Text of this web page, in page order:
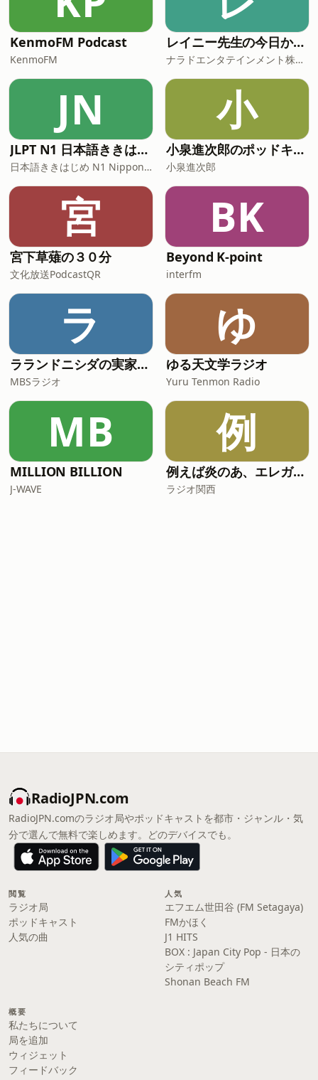
KenmoFM Podcast
KenmoFM
レイニー先生の今日から役立つ英会話
ナラドエンタテインメント株式会社
JN
JLPT N1 日本語ききはじめ
日本語ききはじめ N1 Nippon KiKi Hajime
小
小泉進次郎のポッドキャスト
小泉進次郎
宮
宮下草薙の３０分
文化放送PodcastQR
BK
Beyond K-point
interfm
ラ
ラランドニシダの実家には帰らない
MBSラジオ
ゆ
ゆる天文学ラジオ
Yuru Tenmon Radio
MB
MILLION BILLION
J-WAVE
例
例えば炎のあ、エレガンス
ラジオ関西
RadioJPN.com
RadioJPN.comのラジオ局やポッドキャストを都市・ジャンル・気
分で選んで無料で楽しめます。どのデバイスでも。
閲覧
ラジオ局
ポッドキャスト
人気の曲
人気
エフエム世田谷 (FM Setagaya)
FMかほく
J1 HITS
BOX : Japan City Pop - 日本の
シティポップ
Shonan Beach FM
概要
私たちについて
局を追加
ウィジェット
フィードバック